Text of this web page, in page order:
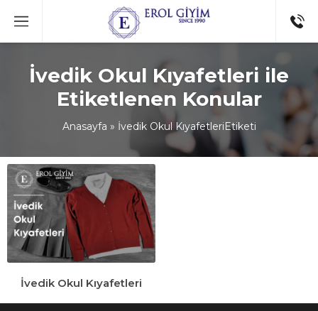
İvedik Okul Kıyafetleri ile
Etiketlenen Konular
Anasayfa » İvedik Okul KıyafetleriEtiketi
İvedik Okul Kıyafetleri